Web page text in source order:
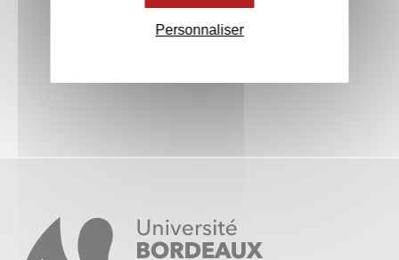
formation afin d’en tirer profit.
Personnaliser